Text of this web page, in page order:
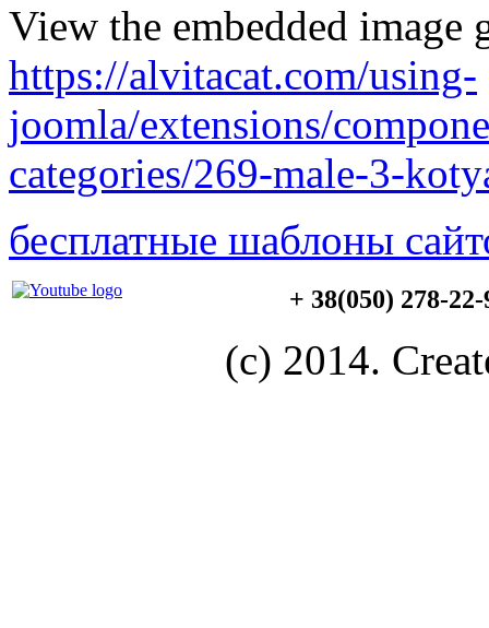
View the embedded image
https://alvitacat.com/using-
joomla/extensions/
categories/269-male-3-
бесплатные шаблоны
+ 38(050) 278-
(c) 2014.